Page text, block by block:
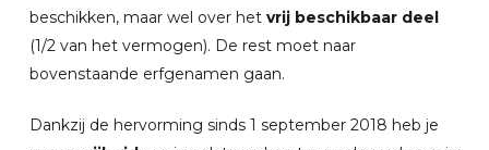
beschikken, maar wel over het vrij beschikbaar deel
(1/2 van het vermogen). De rest moet naar
bovenstaande erfgenamen gaan.
Dankzij de hervorming sinds 1 september 2018 heb je